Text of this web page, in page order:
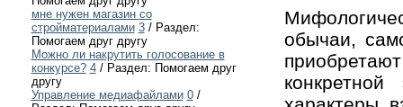
мне нужен магазин со
стройматериалами 3/ Раздел:
Помогаем друг другу
Можно ли накрутить голосование в
конкурсе? 4/ Раздел: Помогаем друг
другу
Управление медиафайлами 0/
обычаи,